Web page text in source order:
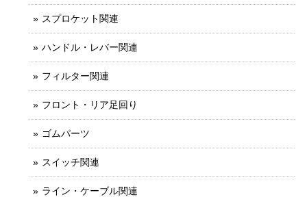
スプロケット関連
ハンドル・レバー関連
フィルター関連
フロント・リア足回り
ゴムパーツ
スイッチ関連
ライン・ケーブル関連